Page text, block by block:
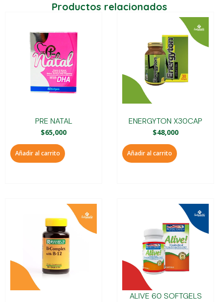
Productos relacionados
PRE NATAL
$65,000
Añadir al carrito
ENERGYTON X30CAP
$48,000
Añadir al carrito
ALIVE 60 SOFTGELS